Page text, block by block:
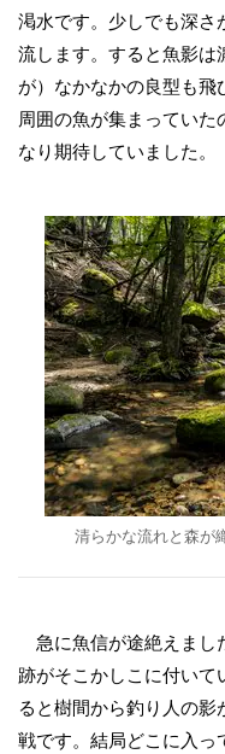
渇水です。少しでも深さ
流します。すると魚影は
が）なかなかの良型も飛
周囲の魚が集まってい
なり期待していました。
清らかな流れと森が
急に魚信が途絶えまし
跡がそこかしこに付いて
ると樹間から釣り人の
戦です。結局どこに入っ